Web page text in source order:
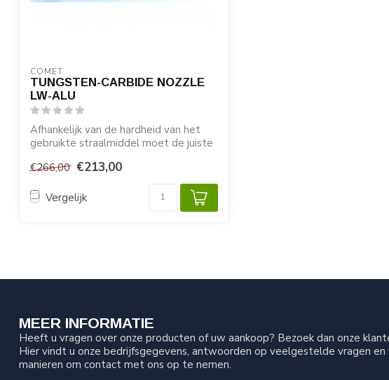
COMET
TUNGSTEN-CARBIDE NOZZLE
LW-ALU
Afhankelijk van de hardheid van het
gebruikte straalmiddel moet de juiste
€266,00 €213,00
Vergelijk
MEER INFORMATIE
Heeft u vragen over onze producten of uw aankoop? Bezoek dan onze
Hier vindt u onze bedrijfsgegevens, antwoorden op veelgestelde vragen en
manieren om contact met ons op te nemen.